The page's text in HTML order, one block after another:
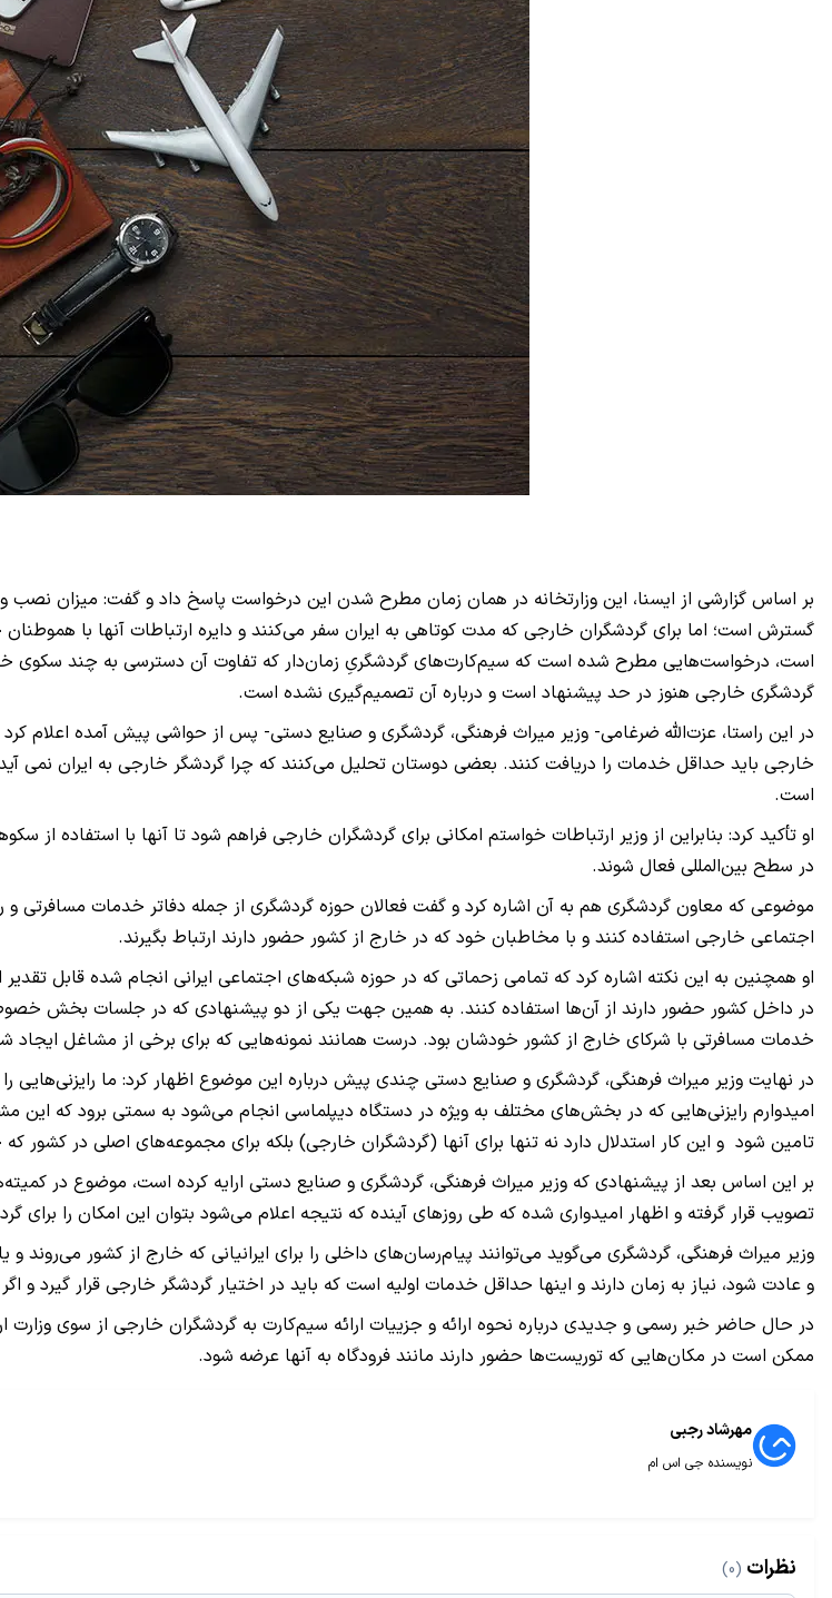
بر اساس گزارشی از ایسنا، این وزارتخانه در همان زمان مطرح شدن این درخواست پاسخ داد و گفت: میزان نصب
گسترش است؛ اما برای گردشگران خارجی که مدت کوتاهی به ایران سفر می‌کنند و دایره ارتباطات آنها با
است، درخواست‌هایی مطرح شده است که سیم‌کارت‌های گردشگریِ زمان‌دار که تفاوت آن دسترسی به چند
گردشگری خارجی هنوز در حد پیشنهاد است و درباره آن تصمیم‌گیری نشده است.
در این راستا، عزت‌الله ضرغامی- وزیر میراث فرهنگی، گردشگری و صنایع دستی- پس از حواشی پیش آمده اعلام
خارجی باید حداقل خدمات را دریافت کنند. بعضی دوستان تحلیل می‌کنند که چرا گردشگر خارجی به ایران نمی آید
است.
او تأکید کرد: بنابراین از وزیر ارتباطات خواستم امکانی برای گردشگران خارجی فراهم شود تا آنها با استفاده از
در سطح بین‌المللی فعال شوند.
موضوعی که معاون گردشگری هم به آن اشاره کرد و گفت فعالان حوزه گردشگری از جمله دفاتر خدمات مسافرتی و
اجتماعی خارجی استفاده کنند و با مخاطبان خود که در خارج از کشور حضور دارند ارتباط بگیرند.
او همچنین به این نکته اشاره کرد که تمامی زحماتی که در حوزه شبکه‌های اجتماعی ایرانی انجام شده قابل
در داخل کشور حضور دارند از آن‌ها استفاده کنند. به همین جهت یکی از دو پیشنهادی که در جلسات بخش
خدمات مسافرتی با شرکای خارج از کشور خودشان بود. درست همانند نمونه‌هایی که برای برخی از مشاغل
در نهایت وزیر میراث فرهنگی، گردشگری و صنایع دستی چندی پیش درباره این موضوع اظهار کرد: ما رایزنی‌هایی
امیدوارم رایزنی‌هایی که در بخش‌های مختلف به ویژه در دستگاه دیپلماسی انجام می‌شود به سمتی برود که
تامین شود و این کار استدلال دارد نه تنها برای آنها (گردشگران خارجی) بلکه برای مجموعه‌های اصلی در کشور
بر این اساس بعد از پیشنهادی که وزیر میراث فرهنگی، گردشگری و صنایع دستی ارایه کرده است، موضوع در
تصویب قرار گرفته و اظهار امیدواری شده که طی روزهای آینده که نتیجه اعلام می‌شود بتوان این امکان را برای
وزیر میراث فرهنگی، گردشگری می‌گوید می‌توانند پیام‌رسان‌های داخلی را برای ایرانیانی که خارج از کشور می‌روند
و عادت شود، نیاز به زمان دارند و اینها حداقل خدمات اولیه است که باید در اختیار گردشگر خارجی قرار گیرد و
در حال حاضر خبر رسمی و جدیدی درباره نحوه ارائه و جزییات ارائه سیم‌کارت‌ به گردشگران خارجی از سوی
ممکن است در مکان‌هایی که توریست‌ها حضور دارند مانند فرودگاه به آنها عرضه شود.
مهرشاد رجبی
نویسنده جی اس ام
نظرات (0)